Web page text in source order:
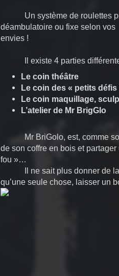
Un système de roulettes
déambulatoire ou fixe selon vos
envies !
Il existe 4 parties
Le coin théâtre
Le coin des « petits défis
Le coin maquillage,
L’atelier de Mr BrigGlo
Mr BriGolo, est, comme
de son coffre en bois et
fou »…
Il ne sait plus donner de
qu’une seule chose, laisser un